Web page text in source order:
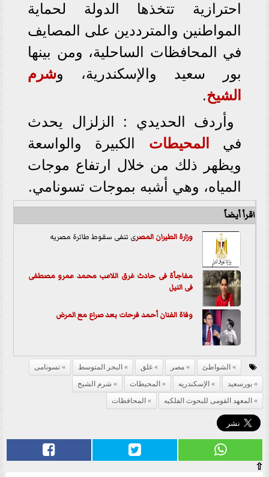
احترازية تتخذها الدولة لحماية
المواطنين والمترددين على المصايف
في المحافظات الساحلية، ومن بينها
بور سعيد والإسكندرية، وشرم
الشيخ.
وأردف الحديدي : الزلزال يحدث
في
المحيطات الكبيرة والواسعة
ويظهر ذلك من خلال ارتفاع موجات
المياه، وهي أشبه بموجات تسونامي.
اقرأ أيضاً
وزارة الطيران المصرى تنفى سقوط طائرة مصريه
مفاجأة فى حادث غرق اللاعب محمد عمرو مصطفى
فى النيل
وفاة الفنان أحمد فرحات بعد صراع مع المرض
الشواطئ مصر غلق البحر المتوسط
تسونامى
بورسعيد
الإسكندريه المحيطات
شرم الشيخ
المعهد القومى للبحوث الفلكيه
المحافظات
⇧